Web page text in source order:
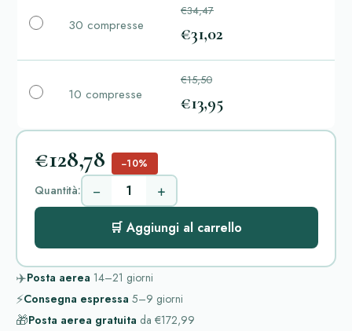
30 compresse
€34,47
€31,02
10 compresse
€15,50
€13,95
€128,78 −10%
Quantità: − +
🛒 Aggiungi al carrello
✈️Posta aerea 14–21 giorni
⚡Consegna espressa 5–9 giorni
🎁Posta aerea gratuita da €172,99